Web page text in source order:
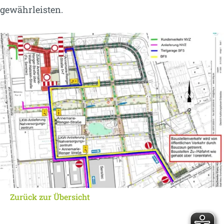
gewährleisten.
Zurück zur Übersicht